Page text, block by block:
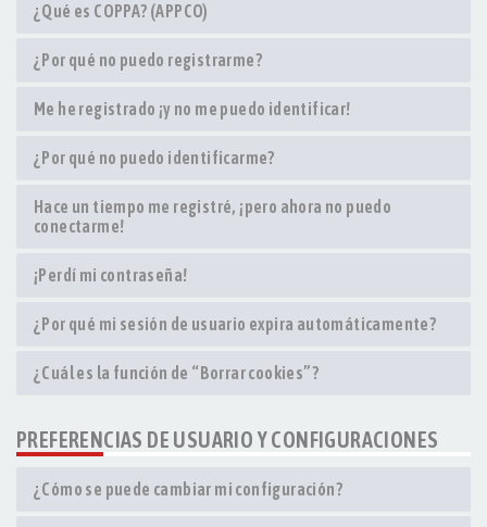
¿Qué es COPPA? (APPCO)
¿Por qué no puedo registrarme?
Me he registrado ¡y no me puedo identificar!
¿Por qué no puedo identificarme?
Hace un tiempo me registré, ¡pero ahora no puedo
conectarme!
¡Perdí mi contraseña!
¿Por qué mi sesión de usuario expira automáticamente?
¿Cuál es la función de “Borrar cookies”?
PREFERENCIAS DE USUARIO Y CONFIGURACIONES
¿Cómo se puede cambiar mi configuración?